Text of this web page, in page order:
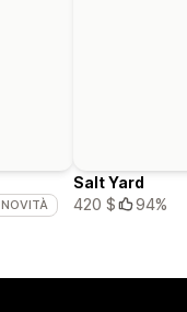
NOVITÀ
Salt Yard
420 $
94%